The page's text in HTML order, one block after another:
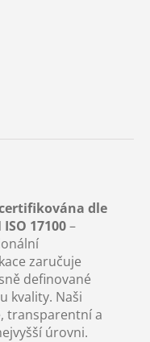
dle
17100–
zaručuje
definované
kvality. Naši
transparentní a
úrovni.